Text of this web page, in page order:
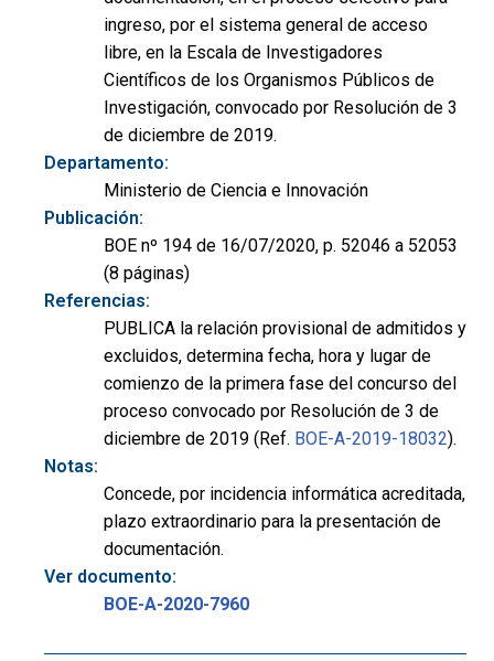
ingreso, por el sistema general de acceso
libre, en la Escala de Investigadores
Científicos de los Organismos Públicos de
Investigación, convocado por Resolución de 3
de diciembre de 2019.
Departamento:
Ministerio de Ciencia e Innovación
Publicación:
BOE nº 194 de 16/07/2020, p. 52046 a 52053
(8 páginas)
Referencias:
PUBLICA la relación provisional de admitidos y
excluidos, determina fecha, hora y lugar de
comienzo de la primera fase del concurso del
proceso convocado por Resolución de 3 de
diciembre de 2019 (Ref. BOE-A-2019-18032).
Notas:
Concede, por incidencia informática acreditada,
plazo extraordinario para la presentación de
documentación.
Ver documento:
BOE-A-2020-7960